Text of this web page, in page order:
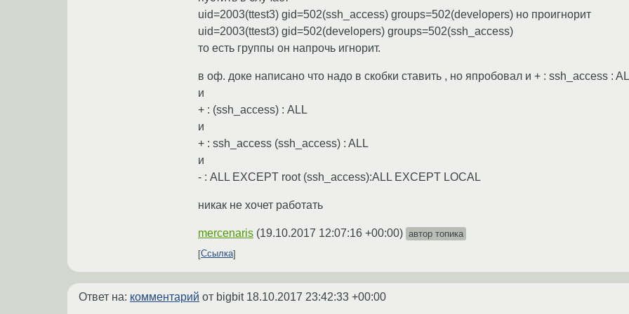
uid=2003(ttest3) gid=502(ssh_access) groups=502(developers) но проигнорит
uid=2003(ttest3) gid=502(developers) groups=502(ssh_access)
то есть группы он напрочь игнорит.
в оф. доке написано что надо в скобки ставить , но япробовал и + : ssh_access :
и
+ : (ssh_access) : ALL
и
+ : ssh_access (ssh_access) : ALL
и
- : ALL EXCEPT root (ssh_access):ALL EXCEPT LOCAL
никак не хочет работать
mercenaris (19.10.2017 12:07:16 +00:00) автор топика
Ссылка
Ответ на: комментарий от bigbit 18.10.2017 23:42:33 +00:00